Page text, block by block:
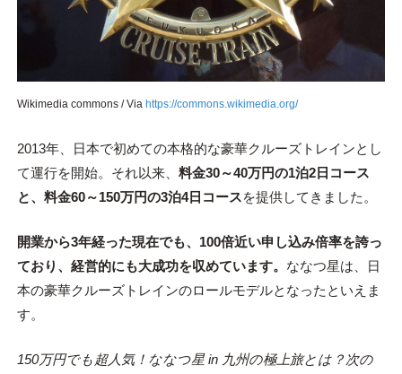
Wikimedia commons / Via https://commons.wikimedia.org/
2013年、日本で初めての本格的な豪華クルーズトレインとし
て運行を開始。それ以来、 料金30～40万円の1泊2日コース
と、料金60～150万円の3泊4日コースを提供してきました。
開業から3年経った現在でも、100倍近い申し込み倍率を誇っ
ており、経営的にも大成功を収めています。 ななつ星は、日
本の豪華クルーズトレインのロールモデルとなったといえま
す。
150万円でも超人気！ななつ星 in 九州の極上旅とは？次の